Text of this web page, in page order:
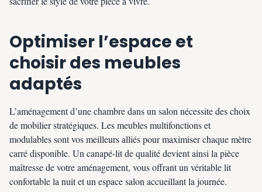
Optimiser l’espace et
choisir des meubles
adaptés
L’aménagement d’une chambre dans un salon nécessite des choix
de mobilier stratégiques. Les meubles multifonctions et
modulables sont vos meilleurs alliés pour maximiser chaque mètre
carré disponible. Un canapé-lit de qualité devient ainsi la pièce
maîtresse de votre aménagement, vous offrant un véritable lit
confortable la nuit et un espace salon accueillant la journée.